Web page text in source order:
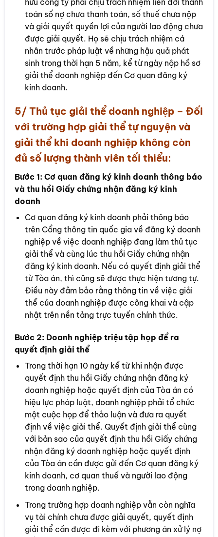
toán số nợ chưa thanh toán, số thuế chưa nộp
và giải quyết quyền lợi của người lao động chưa
được giải quyết. Họ sẽ chịu trách nhiệm cá
nhân trước pháp luật về những hậu quả phát
sinh trong thời hạn 5 năm, kể từ ngày nộp hồ sơ
giải thể doanh nghiệp đến Cơ quan đăng ký
kinh doanh.
5/ Thủ tục giải thể doanh nghiệp – Đối
với trường hợp giải thể tự nguyện và
giải thể khi doanh nghiệp không còn
đủ số lượng thành viên tối thiểu:
Bước 1: Cơ quan đăng ký kinh doanh thông báo
và thu hồi Giấy chứng nhận đăng ký kinh
doanh
Cơ quan đăng ký kinh doanh phải thông báo
trên Cổng thông tin quốc gia về đăng ký doanh
nghiệp về việc doanh nghiệp đang làm thủ tục
giải thể và cùng lúc thu hồi Giấy chứng nhận
đăng ký kinh doanh. Nếu có quyết định giải thể
từ Tòa án, thì cũng sẽ được thực hiện tương tự.
Điều này đảm bảo rằng thông tin về việc giải
thể của doanh nghiệp được công khai và cập
nhật trên nền tảng trực tuyến chính thức.
Bước 2: Doanh nghiệp triệu tập họp để ra
quyết định giải thể
Trong thời hạn 10 ngày kể từ khi nhận được
quyết định thu hồi Giấy chứng nhận đăng ký
doanh nghiệp hoặc quyết định của Tòa án có
hiệu lực pháp luật, doanh nghiệp phải tổ chức
một cuộc họp để thảo luận và đưa ra quyết
định về việc giải thể. Quyết định giải thể cùng
với bản sao của quyết định thu hồi Giấy chứng
nhận đăng ký doanh nghiệp hoặc quyết định
của Tòa án cần được gửi đến Cơ quan đăng ký
kinh doanh, cơ quan thuế và người lao động
trong doanh nghiệp.
Trong trường hợp doanh nghiệp vẫn còn nghĩa
vụ tài chính chưa được giải quyết, quyết định
giải thể cần được đi kèm với phương án xử lý nợ